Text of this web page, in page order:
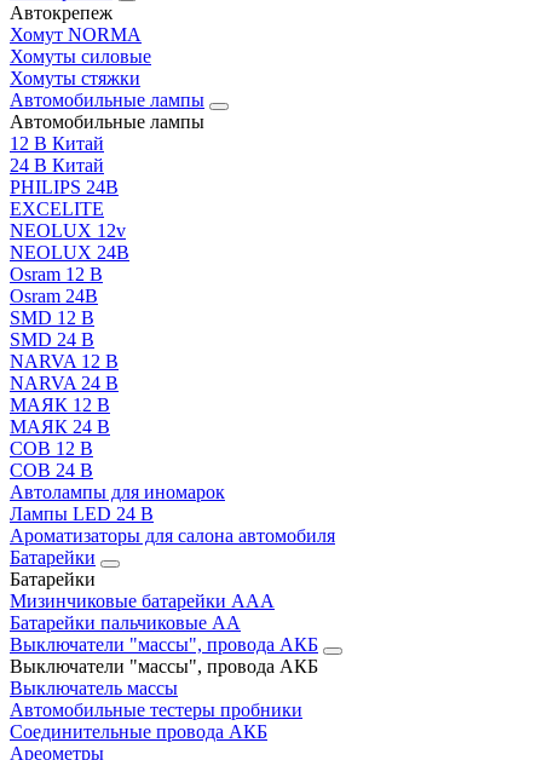
Автокрепеж
Хомут NORMA
Хомуты силовые
Хомуты стяжки
Автомобильные лампы
Автомобильные лампы
12 В Китай
24 В Китай
PHILIPS 24В
EXCELITE
NEOLUX 12v
NEOLUX 24В
Osram 12 В
Osram 24В
SMD 12 В
SMD 24 В
NARVA 12 В
NARVA 24 В
МАЯК 12 В
МАЯК 24 В
COB 12 В
COB 24 В
Автолампы для иномарок
Лампы LED 24 B
Ароматизаторы для салона автомобиля
Батарейки
Батарейки
Мизинчиковые батарейки AAA
Батарейки пальчиковые АА
Выключатели "массы", провода АКБ
Выключатели "массы", провода АКБ
Выключатель массы
Автомобильные тестеры пробники
Соединительные провода АКБ
Ареометры